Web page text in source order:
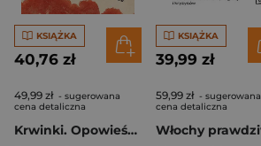
KSIĄŻKA
40,76 zł
49,99 zł - sugerowana
cena detaliczna
Krwinki. Opowieść o stracie i nadziei
KSIĄŻKA
39,99 zł
59,99 zł - sugerowana
cena detaliczna